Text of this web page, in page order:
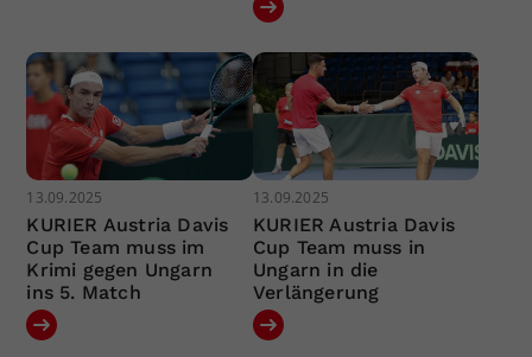
13.09.2025
KURIER Austria Davis
Cup Team muss im
Krimi gegen Ungarn
ins 5. Match
13.09.2025
KURIER Austria Davis
Cup Team muss in
Ungarn in die
Verlängerung